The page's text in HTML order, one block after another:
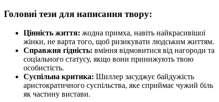
Головні тези для написання твору:
Цінність життя: жодна примха, навіть найкрасивішої
жінки, не варта того, щоб ризикувати людським життям.
Справжня гідність: вміння відмовитися від нагороди та
соціального статусу, якщо вони принижують твою
особистість.
Суспільна критика: Шиллер засуджує байдужість
аристократичного суспільства, яке сприймає чужий біль
як частину вистави.